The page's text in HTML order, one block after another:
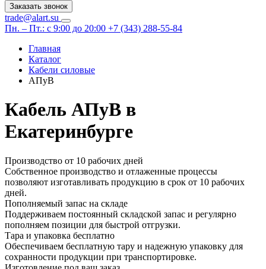
Заказать звонок
trade@alart.su
Пн. – Пт.: с 9:00 до 20:00 +7 (343) 288-55-84
Главная
Каталог
Кабели силовые
АПуВ
Кабель АПуВ в
Екатеринбурге
Производство от 10 рабочих дней
Собственное производство и отлаженные процессы
позволяют изготавливать продукцию в срок от 10 рабочих
дней.
Пополняемый запас на складе
Поддерживаем постоянный складской запас и регулярно
пополняем позиции для быстрой отгрузки.
Тара и упаковка бесплатно
Обеспечиваем бесплатную тару и надежную упаковку для
сохранности продукции при транспортировке.